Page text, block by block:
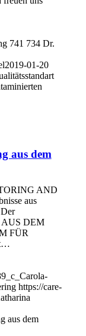
741 734 Dr.
2019-01-20
aus dem
AND
aus
AUS DEM
FÜR
https://care-
aus dem